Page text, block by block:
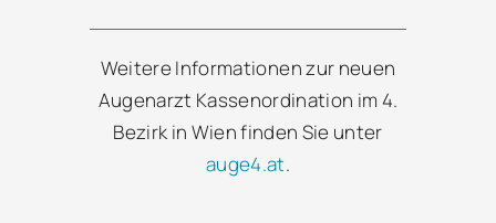
Weitere Informationen zur neuen
Augenarzt Kassenordination im 4.
Bezirk in Wien finden Sie unter
auge4.at.